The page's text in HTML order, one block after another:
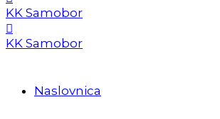
KK Samobor
KK Samobor
Naslovnica